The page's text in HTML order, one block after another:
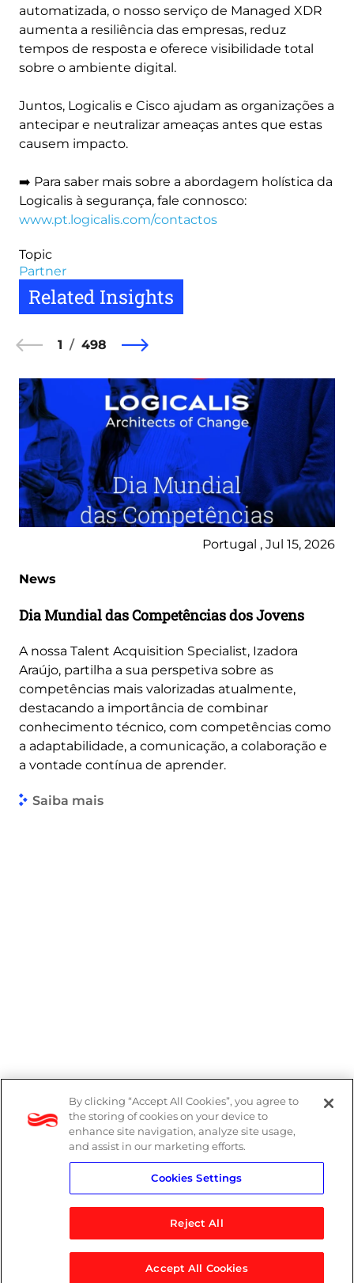
automatizada, o nosso serviço de Managed XDR
aumenta a resiliência das empresas, reduz
tempos de resposta e oferece visibilidade total
sobre o ambiente digital.
Juntos, Logicalis e Cisco ajudam as organizações a
antecipar e neutralizar ameaças antes que estas
causem impacto.
➡️ Para saber mais sobre a abordagem holística da
Logicalis à segurança, fale connosco:
www.pt.logicalis.com/contactos
Topic
Partner
Related Insights
1 498
Portugal , Jul 15, 2026
News
Dia Mundial das Competências dos Jovens
A nossa Talent Acquisition Specialist, Izadora
Araújo, partilha a sua perspetiva sobre as
competências mais valorizadas atualmente,
destacando a importância de combinar
conhecimento técnico, com competências como
a adaptabilidade, a comunicação, a colaboração e
a vontade contínua de aprender.
Saiba mais
© 2026 Logicalis Group
Denúncias
Política de Privacidade
Política do Sistema de Gestão Integrado
By clicking “Accept All Cookies”, you agree to
the storing of cookies on your device to
enhance site navigation, analyze site usage,
and assist in our marketing efforts.
Cookies Settings
Reject All
Accept All Cookies